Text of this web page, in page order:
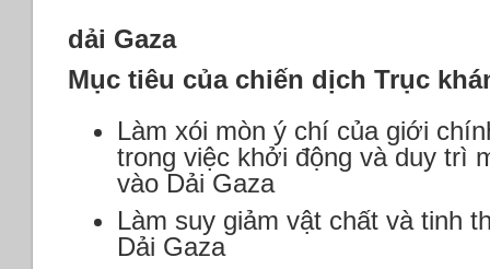
dải Gaza
Mục tiêu của chiến dịch Trục
Làm xói mòn ý chí của giới
trong việc khởi động và duy trì
vào Dải Gaza
Làm suy giảm vật chất và tinh
Dải Gaza